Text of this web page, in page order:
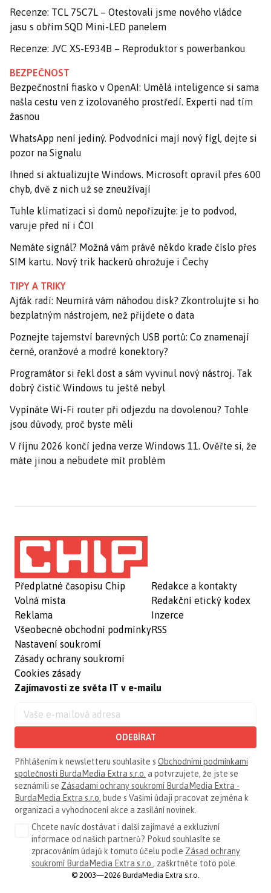
Recenze: TCL 75C7L – Otestovali jsme nového vládce
jasu s obřím SQD Mini-LED panelem
Recenze: JVC XS-E934B – Reproduktor s powerbankou
BEZPEČNOST
Bezpečnostní fiasko v OpenAI: Umělá inteligence si sama
našla cestu ven z izolovaného prostředí. Experti nad tím
žasnou
WhatsApp není jediný. Podvodníci mají nový fígl, dejte si
pozor na Signalu
Ihned si aktualizujte Windows. Microsoft opravil přes 600
chyb, dvě z nich už se zneužívají
Tuhle klimatizaci si domů nepořizujte: je to podvod,
varuje před ní i ČOI
Nemáte signál? Možná vám právě někdo krade číslo přes
SIM kartu. Nový trik hackerů ohrožuje i Čechy
TIPY A TRIKY
Ajťák radí: Neumírá vám náhodou disk? Zkontrolujte si ho
bezplatným nástrojem, než přijdete o data
Poznejte tajemství barevných USB portů: Co znamenají
černé, oranžové a modré konektory?
Programátor si řekl dost a sám vyvinul nový nástroj. Tak
dobrý čistič Windows tu ještě nebyl
Vypínáte Wi-Fi router při odjezdu na dovolenou? Tohle
jsou důvody, proč byste měli
V říjnu 2026 končí jedna verze Windows 11. Ověřte si, že
máte jinou a nebudete mít problém
Předplatné časopisu Chip
Volná místa
Reklama
Všeobecné obchodní podmínky
Nastavení soukromí
Zásady ochrany soukromí
Cookies zásady
Redakce a kontakty
Redakční etický kodex
Inzerce
RSS
Zajímavosti ze světa IT v e-mailu
ODEBÍRAT
Přihlášením k newsletteru souhlasíte s Obchodními podmínkami
společnosti BurdaMedia Extra s.r.o. a potvrzujete, že jste se
seznámili se Zásadami ochrany soukromí BurdaMedia Extra -
BurdaMedia Extra s.r.o. bude s Vašimi údaji pracovat zejména k
organizaci a vyhodnocení akce a zasílání novinek.
Chcete navíc dostávat i další zajímavé a exkluzivní
informace od našich partnerů? Pokud souhlasíte se
zpracováním údajů k tomuto účelu podle Zásad ochrany
soukromí BurdaMedia Extra s.r.o., zaškrtněte toto pole.
© 2003—2026 BurdaMedia Extra s.r.o.